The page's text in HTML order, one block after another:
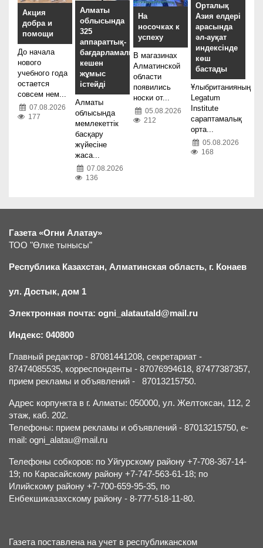
Акция
добра и
помощи
До начала
нового
учебного года
остается
совсем нем...
07.08.2026
177
Алматы
облысында
325
аппараттық-
бағдарламалық
кешен
жұмыс
істейді
Алматы
облысында
мемлекеттік
басқару
жүйесіне
жаса...
07.08.2026
136
На
носочках к
успеху
В магазинах
Алматинской
области
появились
носки от...
05.08.2026
212
Орталық
Азия елдері
арасында
әл-ауқат
индексінде
көш
бастады
Ұлыбританияның
Legatum
Institute
сараптамалық
орта...
05.08.2026
168
Газета «Огни Алатау»
ТОО "Өлке тынысы"
Республика Казахстан, Алматинская область, г. Конаев
ул. Достык, дом 1
Электронная почта: ogni_alatautald@mail.ru
Индекс: 040800
Главный редактор - 87081441208, секретариат -
87474085535, корреспонденты - 87076994618, 87477387357,
прием рекламы и объявлений - 87013215750.
Адрес корпункта в г. Алматы: 050000, ул. Желтоксан, 112, 2
этаж, каб. 202.
Телефоны: прием рекламы и объявлений - 87013215750, e-
mail: ogni_alatau@mail.ru
Телефоны собкоров: по Уйгурскому району +7-708-367-14-
19; по Карасайскому району +7-747-563-61-18; по
Илийскому району +7-700-659-95-35, по
Енбекшиказахскому району - 8-777-518-11-80.
Газета поставлена на учет в республиканском